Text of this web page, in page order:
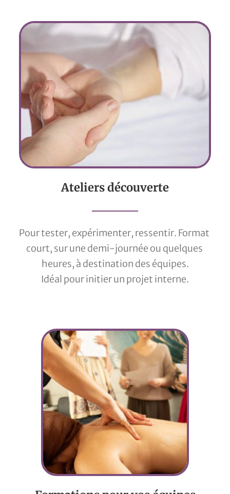
Ateliers découverte
Pour tester, expérimenter, ressentir. Format
court, sur une demi-journée ou quelques
heures, à destination des équipes.
Idéal pour initier un projet interne.